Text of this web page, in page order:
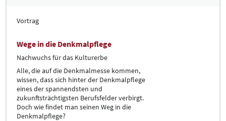
Vortrag
Wege in die Denkmalpflege
Nachwuchs für das Kulturerbe
Alle, die auf die Denkmalmesse kommen,
wissen, dass sich hinter der Denkmalpflege
eines der spannendsten und
zukunftsträchtigsten Berufsfelder verbirgt.
Doch wie findet man seinen Weg in die
Denkmalpflege?